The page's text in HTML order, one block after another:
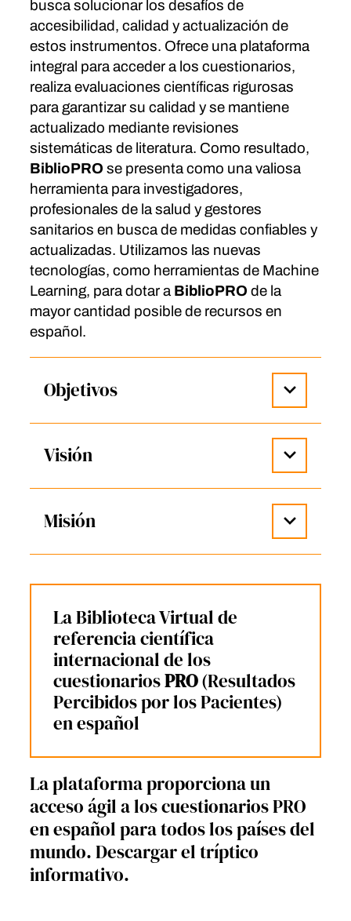
busca solucionar los desafíos de
accesibilidad, calidad y actualización de
estos instrumentos. Ofrece una plataforma
integral para acceder a los cuestionarios,
realiza evaluaciones científicas rigurosas
para garantizar su calidad y se mantiene
actualizado mediante revisiones
sistemáticas de literatura. Como resultado,
BiblioPRO se presenta como una valiosa
herramienta para investigadores,
profesionales de la salud y gestores
sanitarios en busca de medidas confiables y
actualizadas. Utilizamos las nuevas
tecnologías, como herramientas de Machine
Learning, para dotar a BiblioPRO de la
mayor cantidad posible de recursos en
español.
Objetivos
Visión
Misión
La Biblioteca Virtual de
referencia científica
internacional de los
cuestionariosPRO(Resultados
Percibidos por los Pacientes)
en español
La plataforma proporciona un
acceso ágil a los cuestionarios PRO
en español para todos los países del
mundo. Descargar el tríptico
informativo.